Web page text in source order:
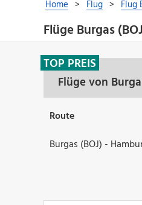
Flüge Burgas
Flüge von
TOP PREIS
Route
Burgas (BOJ) -